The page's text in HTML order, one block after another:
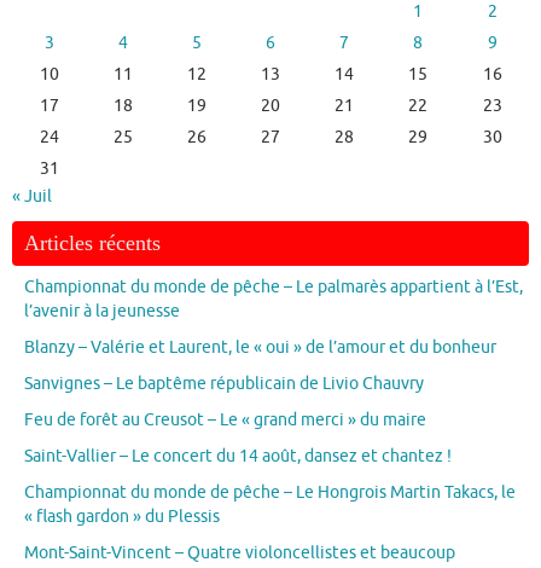
1
2
3
4 5 6 7 8
9
10
11 12 13 14 15
16
17
18 19 20 21 22
23
24
25 26 27 28 29
30
31
« Juil
Articles récents
Championnat du monde de pêche – Le palmarès appartient à l’Est,
l’avenir à la jeunesse
Blanzy – Valérie et Laurent, le « oui » de l’amour et du bonheur
Sanvignes – Le baptême républicain de Livio Chauvry
Feu de forêt au Creusot – Le « grand merci » du maire
Saint-Vallier – Le concert du 14 août, dansez et chantez !
Championnat du monde de pêche – Le Hongrois Martin Takacs, le
« flash gardon » du Plessis
Mont-Saint-Vincent – Quatre violoncellistes et beaucoup